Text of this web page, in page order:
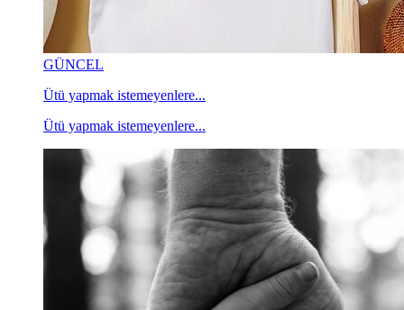
GÜNCEL
Ütü yapmak istemeyenlere...
Ütü yapmak istemeyenlere...